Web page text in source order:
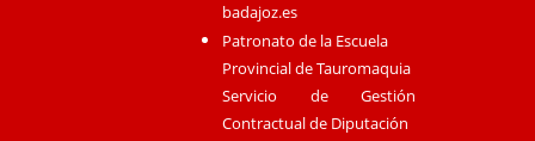
badajoz.es
Patronato de la Escuela
Provincial de Tauromaquia
Servicio de Gestión
Contractual de Diputación